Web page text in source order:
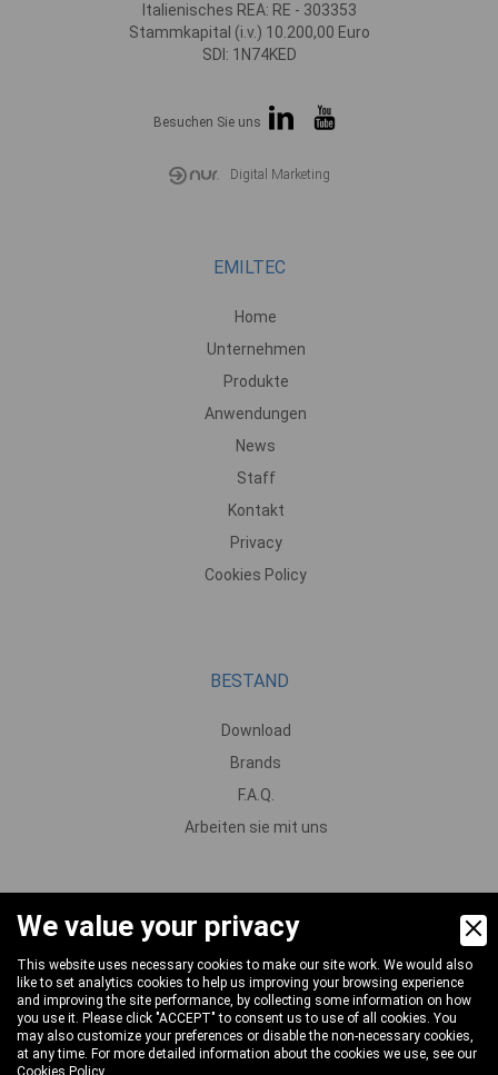
Italienisches REA: RE - 303353
Stammkapital (i.v.) 10.200,00 Euro
SDI: 1N74KED
Besuchen Sie uns
Digital Marketing
EMILTEC
Home
Unternehmen
Produkte
Anwendungen
News
Staff
Kontakt
Privacy
Cookies Policy
BESTAND
Download
Brands
F.A.Q.
Arbeiten sie mit uns
PRODUKTE
Pumpen
Motoren und Untersetzungsgetriebe
Ventile
We value your privacy
This website uses necessary cookies to make our site work. We would also
like to set analytics cookies to help us improving your browsing experience
and improving the site performance, by collecting some information on how
you use it. Please click "ACCEPT" to consent us to use of all cookies. You
may also customize your preferences or disable the non-necessary cookies,
at any time. For more detailed information about the cookies we use, see our
Cookies Policy.